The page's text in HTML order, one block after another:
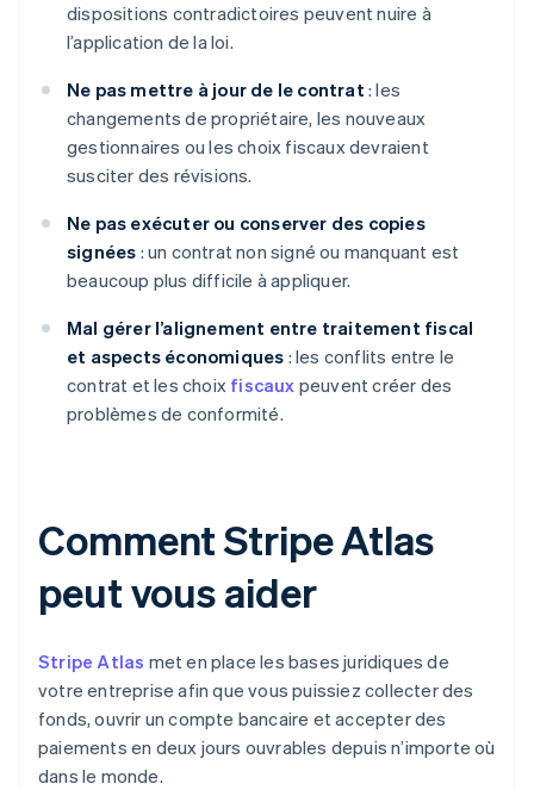
dispositions contradictoires peuvent nuire à
l’application de la loi.
Ne pas mettre à jour de le contrat : les
changements de propriétaire, les nouveaux
gestionnaires ou les choix fiscaux devraient
susciter des révisions.
Ne pas exécuter ou conserver des copies
signées : un contrat non signé ou manquant est
beaucoup plus difficile à appliquer.
Mal gérer l’alignement entre traitement fiscal
et aspects économiques : les conflits entre le
contrat et les choix fiscaux peuvent créer des
problèmes de conformité.
Comment Stripe Atlas
peut vous aider
Stripe Atlas met en place les bases juridiques de
votre entreprise afin que vous puissiez collecter des
fonds, ouvrir un compte bancaire et accepter des
paiements en deux jours ouvrables depuis n’importe où
dans le monde.